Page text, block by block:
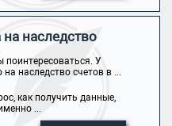
наследство
поинтересоваться. У
наследство счетов в ...
как получить данные,
...